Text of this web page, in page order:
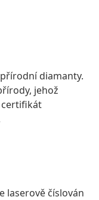
diamanty.
jehož
laserově číslován